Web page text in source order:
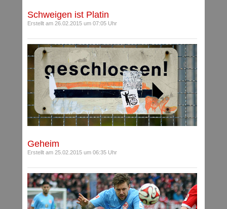
Schweigen ist Platin
Erstellt am 26.02.2015 um 07:05 Uhr
Geheim
Erstellt am 25.02.2015 um 06:35 Uhr